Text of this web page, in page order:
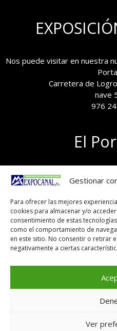
Gestionar
Para ofrecer las mejores
cookies para almacenar y/o
consentimiento de estas
como el comportamiento de
en este sitio. No consentir o retirar
negativamente a ciertas
Ver
Nos puede visitar en nuestra
Carretera de
nave
976
El
Polígono el
50011
Tel 976
Aviso
Política